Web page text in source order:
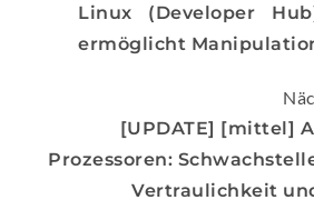
Linux (Developer
ermöglicht
[UPDATE] [mittel]
Prozessoren:
Vertraulichkeit